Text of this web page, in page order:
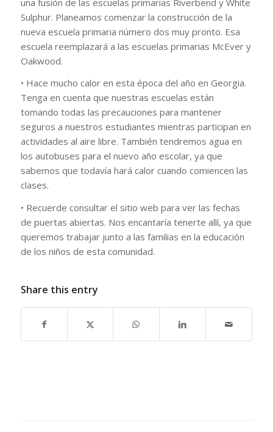
Sulphur. Planeamos comenzar la construcción de la
nueva escuela primaria número dos muy pronto. Esa
escuela reemplazará a las escuelas primarias McEver y
Oakwood.
• Hace mucho calor en esta época del año en Georgia.
Tenga en cuenta que nuestras escuelas están
tomando todas las precauciones para mantener
seguros a nuestros estudiantes mientras participan en
actividades al aire libre. También tendremos agua en
los autobuses para el nuevo año escolar, ya que
sabemos que todavía hará calor cuando comiencen las
clases.
• Recuerde consultar el sitio web para ver las fechas
de puertas abiertas. Nos encantaría tenerte allí, ya que
queremos trabajar junto a las familias en la educación
de los niños de esta comunidad.
Share this entry